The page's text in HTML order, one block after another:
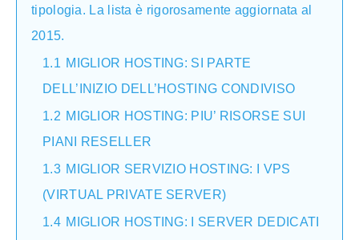
tipologia. La lista è rigorosamente aggiornata al
2015.
1.1 MIGLIOR HOSTING: SI PARTE
DELL’INIZIO DELL’HOSTING CONDIVISO
1.2 MIGLIOR HOSTING: PIU’ RISORSE SUI
PIANI RESELLER
1.3 MIGLIOR SERVIZIO HOSTING: I VPS
(VIRTUAL PRIVATE SERVER)
1.4 MIGLIOR HOSTING: I SERVER DEDICATI